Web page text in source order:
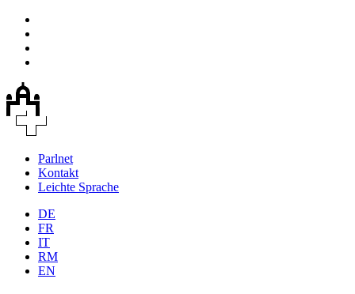
Parlnet
Kontakt
Leichte Sprache
DE
FR
IT
RM
EN